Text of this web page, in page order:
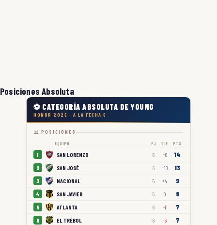
Posiciones Absoluta
⚽ CATEGORÍA ABSOLUTA DE YOUNG
HONOR 2026 · A LA FECHA 6
📊 POSICIONES
EQUIPO PJ DIF PTS
1 SAN LORENZO 6 +6 14
2 SAN JOSÉ 6 +10 13
3 NACIONAL 5 +4 9
4 SAN JAVIER 5 0 8
5 ATLANTA 6 -1 7
6 EL TRÉBOL 6 -3 7